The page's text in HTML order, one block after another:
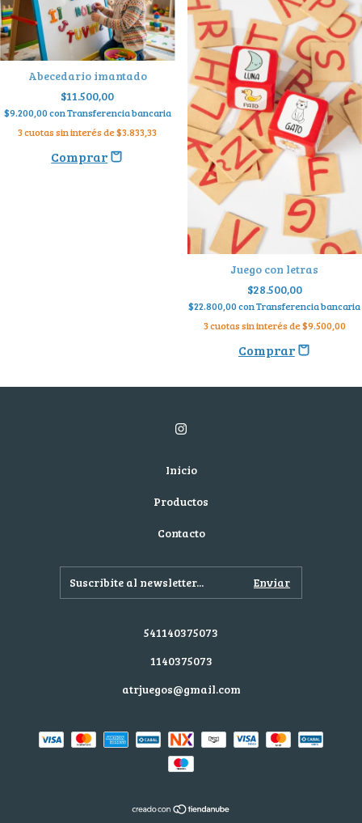
Abecedario imantado
$11.500,00
$9.200,00conTransferencia bancaria
3 cuotas sin interés de$3.833,33
Juego con letras
$28.500,00
$22.800,00conTransferencia bancaria
3cuotas sin interés de$9.500,00
Inicio
Productos
Contacto
541140375073
1140375073
atrjuegos@gmail.com